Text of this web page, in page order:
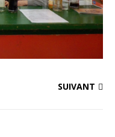
SUIVANT